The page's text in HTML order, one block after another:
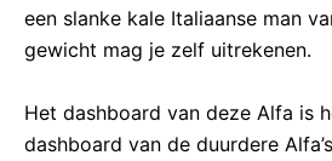
een slanke kale Italiaanse man
gewicht mag je zelf uitrekenen.
Het dashboard van deze Alfa is
dashboard van de duurdere